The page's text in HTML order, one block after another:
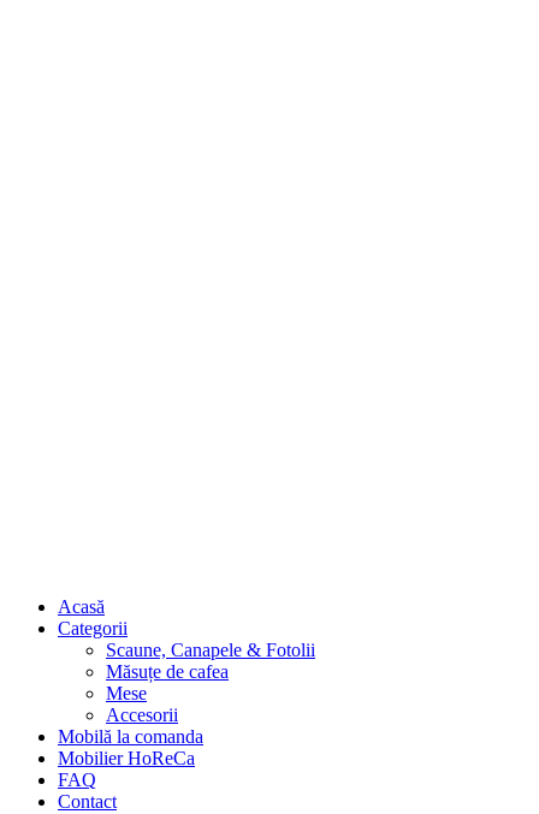
Acasă
Categorii
Scaune, Canapele & Fotolii
Măsuțe de cafea
Mese
Accesorii
Mobilă la comanda
Mobilier HoReCa
FAQ
Contact